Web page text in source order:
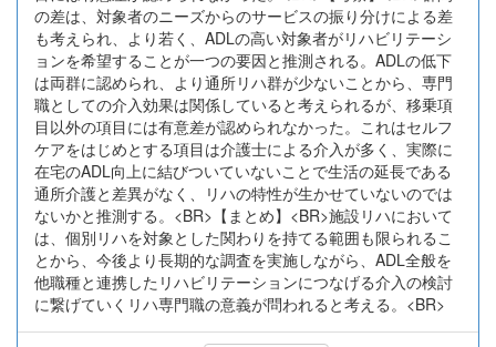
の差は、対象者のニーズからのサービスの振り分けによる差
も考えられ、より若く、ADLの高い対象者がリハビリテーシ
ョンを希望することが一つの要因と推測される。ADLの低下
は両群に認められ、より通所リハ群が少ないことから、専門
職としての介入効果は関係していると考えられるが、移乗項
目以外の項目には有意差が認められなかった。これはセルフ
ケアをはじめとする項目は介護士による介入が多く、実際に
在宅のADL向上に結びついていないことで生活の延長である
通所介護と差異がなく、リハの特性が生かせていないのでは
ないかと推測する。<BR>【まとめ】<BR>施設リハにおいて
は、個別リハを対象とした関わりを持てる範囲も限られるこ
とから、今後より長期的な調査を実施しながら、ADL全般を
他職種と連携したリハビリテーションにつなげる介入の検討
に繋げていくリハ専門職の意義が問われると考える。<BR>